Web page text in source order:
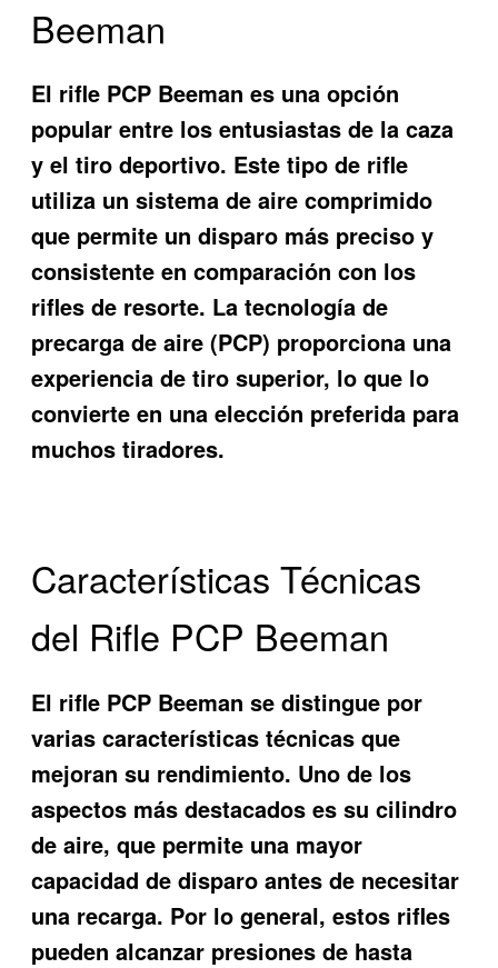
Beeman
El rifle PCP Beeman es una opción
popular entre los entusiastas de la caza
y el tiro deportivo. Este tipo de rifle
utiliza un sistema de aire comprimido
que permite un disparo más preciso y
consistente en comparación con los
rifles de resorte. La tecnología de
precarga de aire (PCP) proporciona una
experiencia de tiro superior, lo que lo
convierte en una elección preferida para
muchos tiradores.
Características Técnicas
del Rifle PCP Beeman
El rifle PCP Beeman se distingue por
varias características técnicas que
mejoran su rendimiento. Uno de los
aspectos más destacados es su cilindro
de aire, que permite una mayor
capacidad de disparo antes de necesitar
una recarga. Por lo general, estos rifles
pueden alcanzar presiones de hasta